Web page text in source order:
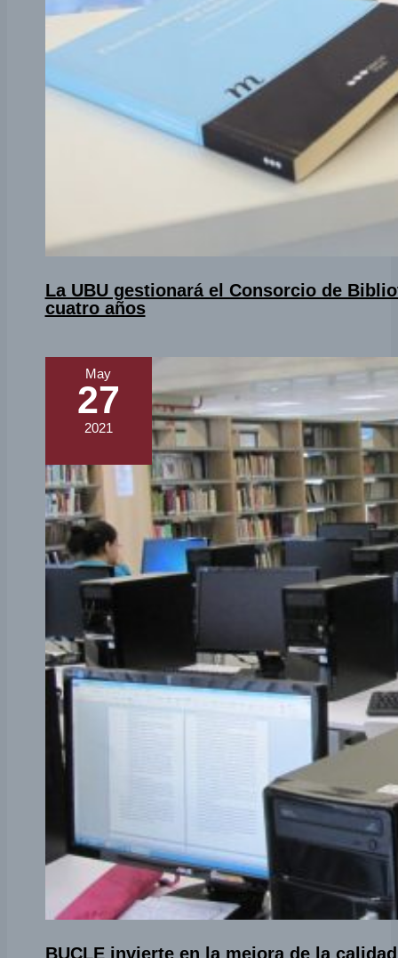
La UBU gestionará el Consorcio de
cuatro años
May
27
2021
BUCLE invierte en la mejora de la